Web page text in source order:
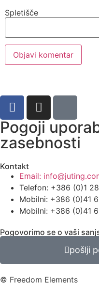
Spletišče
Pogoji
zasebnosti
Kontakt
Email:
Telefon: +386 (0)1
Mobilni: +386 (0)41
Mobilni: +386 (0)41
Pogovorimo se o vaši
pošlji
© Freedom Elements